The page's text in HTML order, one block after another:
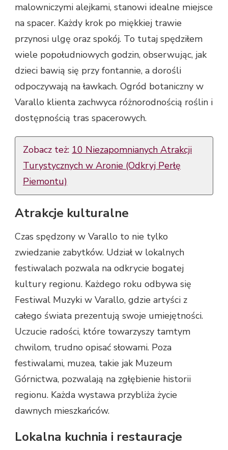
malowniczymi alejkami, stanowi idealne miejsce
na spacer. Każdy krok po miękkiej trawie
przynosi ulgę oraz spokój. To tutaj spędziłem
wiele popołudniowych godzin, obserwując, jak
dzieci bawią się przy fontannie, a dorośli
odpoczywają na ławkach. Ogród botaniczny w
Varallo klienta zachwyca różnorodnością roślin i
dostępnością tras spacerowych.
Zobacz też: 10 Niezapomnianych Atrakcji
Turystycznych w Aronie (Odkryj Perłę
Piemontu)
Atrakcje kulturalne
Czas spędzony w Varallo to nie tylko
zwiedzanie zabytków. Udział w lokalnych
festiwalach pozwala na odkrycie bogatej
kultury regionu. Każdego roku odbywa się
Festiwal Muzyki w Varallo, gdzie artyści z
całego świata prezentują swoje umiejętności.
Uczucie radości, które towarzyszy tamtym
chwilom, trudno opisać słowami. Poza
festiwalami, muzea, takie jak Muzeum
Górnictwa, pozwalają na zgłębienie historii
regionu. Każda wystawa przybliża życie
dawnych mieszkańców.
Lokalna kuchnia i restauracje